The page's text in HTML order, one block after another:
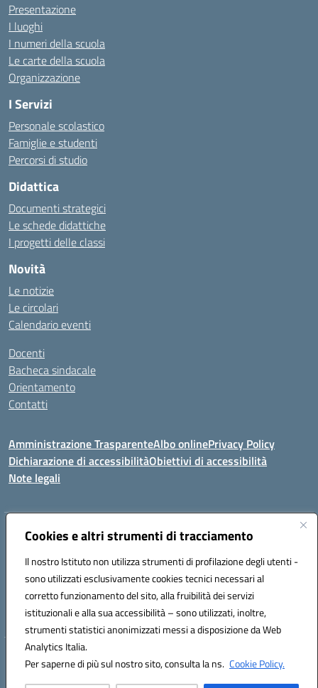
Cookies e altri strumenti di tracciamento
Il nostro Istituto non utilizza strumenti di profilazione degli utenti -
sono utilizzati esclusivamente cookies tecnici necessari al
corretto funzionamento del sito, alla fruibilità dei servizi
istituzionali e alla sua accessibilità – sono utilizzati, inoltre,
strumenti statistici anonimizzati messi a disposizione da Web
Analytics Italia.
Per saperne di più sul nostro sito, consulta la ns. Cookie Policy.
Presentazione
I luoghi
I numeri della scuola
Le carte della scuola
Organizzazione
I Servizi
Personale scolastico
Famiglie e studenti
Percorsi di studio
Didattica
Documenti strategici
Le schede didattiche
I progetti delle classi
Novità
Le notizie
Le circolari
Calendario eventi
Docenti
Bacheca sindacale
Orientamento
Contatti
Amministrazione TrasparenteAlbo onlinePrivacy Policy
Dichiarazione di accessibilitàObiettivi di accessibilità
Note legali
Indirizzo:Viale P. Togliatti snc 67039 Sulmona (AQ)
Posta elettronica certificata (PEC):aqis01900g@pec.istruzione.it
Codice fiscale: 92025400661
Codice meccanografico: AQIS01900G
Hosting & Powered by 3D Solution S.r.l.
Concept & Design by Designers Italia